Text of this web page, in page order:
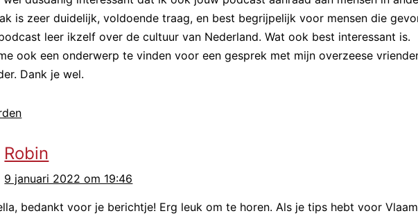
het. Dit is precies wat ik zoek. Ze moeten mij hebben! Zo’n
het”.
de bedoeling dat de wetenschappers experimenten gingen
de ruimte. Dat leek Ockels wel wat, zei hij later in een
meest aantrekkelijke vond ik het idee dat het in een
is zeer duidelijk, voldoende traag, en best begrijpelijk voor mensen die
leer ikzelf over de cultuur van Nederland. Wat ook best interessant is.
ook een onderwerp te vinden voor een gesprek met mijn overzeese
Dank je wel.
Robin
9 januari 2022 om 19:46
bedankt voor je berichtje! Erg leuk om te horen. Als je tips hebt voor